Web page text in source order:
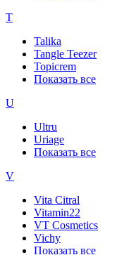
T
Talika
Tangle Teezer
Topicrem
Показать все
U
Ultru
Uriage
Показать все
V
Vita Citral
Vitamin22
VT Cosmetics
Vichy
Показать все